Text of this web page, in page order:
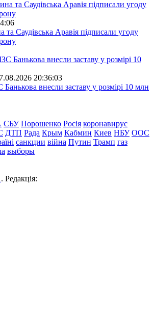
та Саудівська Аравія підписали угоду
20:36:03
внесли заставу у розмірі 10 млн
СБУ Порошенко Росія коронавирус
ДТП Рада Крым Кабмин Киев НБУ ООС
санкции війна Путин Трамп газ
выборы
. Редакція: